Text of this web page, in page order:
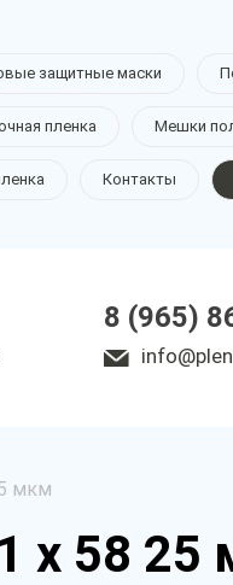
защитные маски
пленка Мешки
Контакты
8 (965)
мкм
х 58 25